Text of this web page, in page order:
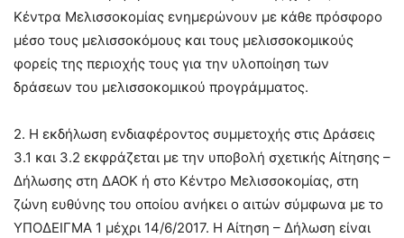
Κέντρα Μελισσοκοµίας ενηµερώνουν µε κάθε πρόσφορο
µέσο τους µελισσοκόµους και τους µελισσοκοµικούς
φορείς της περιοχής τους για την υλοποίηση των
δράσεων του µελισσοκοµικού προγράµµατος.
2. Η εκδήλωση ενδιαφέροντος συµµετοχής στις ∆ράσεις
3.1 και 3.2 εκφράζεται µε την υποβολή σχετικής Αίτησης –
∆ήλωσης στη ∆ΑΟΚ ή στο Κέντρο Μελισσοκοµίας, στη
ζώνη ευθύνης του οποίου ανήκει ο αιτών σύµφωνα µε το
ΥΠΟ∆ΕΙΓΜΑ 1 µέχρι 14/6/2017. Η Αίτηση – ∆ήλωση είναι